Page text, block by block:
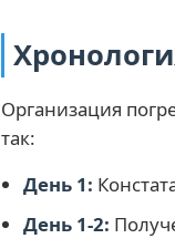
Организация
так:
День 1:
День 1-2: